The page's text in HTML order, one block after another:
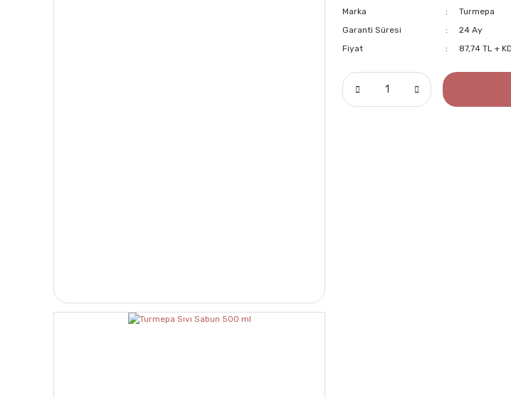
Marka
Turmepa
Garanti Süresi
24 Ay
Fiyat
87,74 TL +